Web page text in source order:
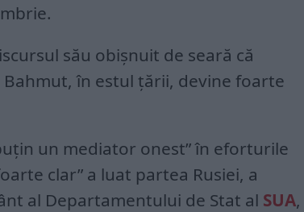
său obișnuit de seară că
în estul țării, devine foarte
un mediator onest” în eforturile
clar” a luat partea Rusiei, a
al Departamentului de Stat al SUA,